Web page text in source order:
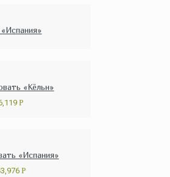
«Кёльн»
Р
«Испания»
Р